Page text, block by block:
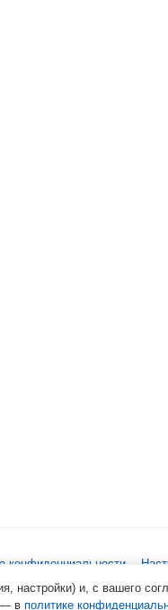
конфиденциальности
настройки) и, с вашего
— в политике